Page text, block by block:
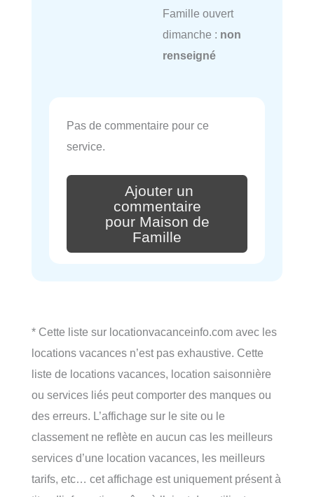
Famille ouvert
dimanche : non
renseigné
Pas de commentaire pour ce
service.
Ajouter un
commentaire
pour Maison de
Famille
* Cette liste sur locationvacanceinfo.com avec les
locations vacances n’est pas exhaustive. Cette
liste de locations vacances, location saisonnière
ou services liés peut comporter des manques ou
des erreurs. L’affichage sur le site ou le
classement ne reflète en aucun cas les meilleurs
services d’une location vacances, les meilleurs
tarifs, etc… cet affichage est uniquement présent à